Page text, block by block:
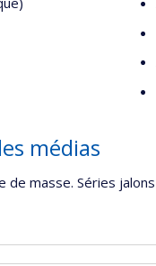
médias
masse. Séries